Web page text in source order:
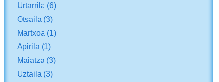
Urtarrila (6)
Otsaila (3)
Martxoa (1)
Apirila (1)
Maiatza (3)
Uztaila (3)